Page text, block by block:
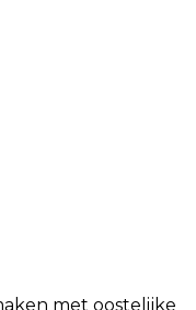
met oostelijke